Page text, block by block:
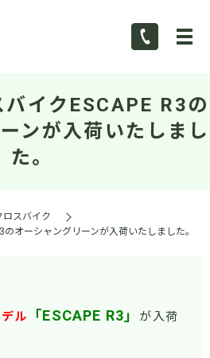
イクESCAPE R3の
ンが入荷いたしまし
た。
ロスバイク
のオーシャングリーンが入荷いたしました。
ル 「ESCAPE R3」
が入荷